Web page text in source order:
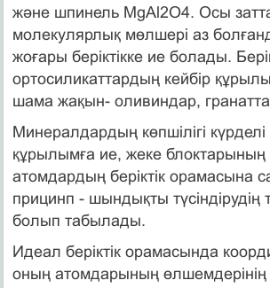
және шпинель MgAl2O4. Осы
молекулярлық мөлшері аз
жоғары беріктікке ие болады.
ортосиликаттардың кейбір
шама жақын- оливиндар,
Минералдардың көпшілігі
құрылымға ие, жеке
атомдардың беріктік орамасына
прицинп - шындықты түсіндірудің
болып табылады.
Идеал беріктік орамасында
оның атомдарының өлшемдерінің